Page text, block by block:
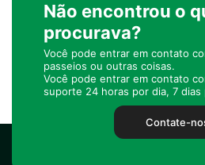
Não encontrou o
procurava?
Você pode entrar em contato
passeios ou outras coisas.
Você pode entrar em contato
suporte 24 horas por dia, 7 dias
Contate-